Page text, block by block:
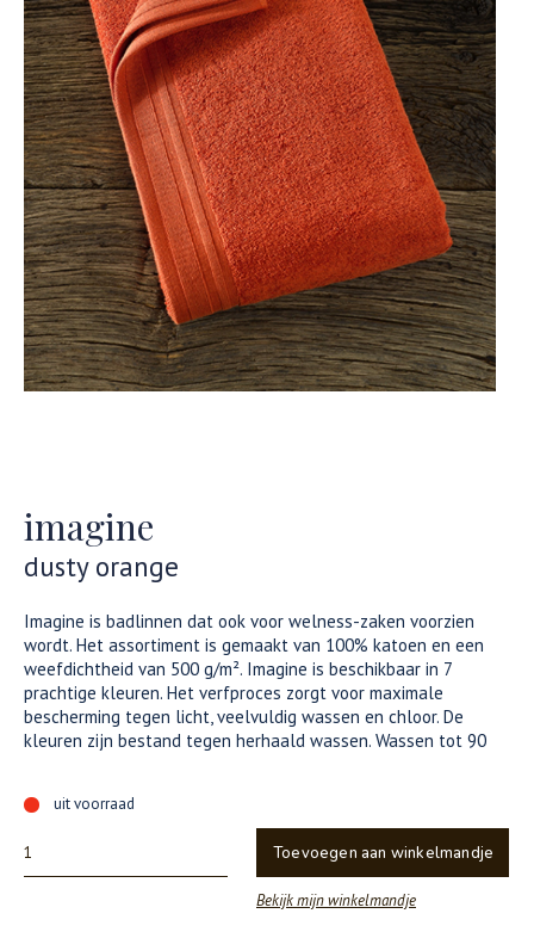
imagine
dusty orange
Imagine is badlinnen dat ook voor welness-zaken voorzien
wordt. Het assortiment is gemaakt van 100% katoen en een
weefdichtheid van 500 g/m². Imagine is beschikbaar in 7
prachtige kleuren. Het verfproces zorgt voor maximale
bescherming tegen licht, veelvuldig wassen en chloor. De
kleuren zijn bestand tegen herhaald wassen. Wassen tot 90
uit voorraad
Toevoegen aan winkelmandje
Bekijk mijn winkelmandje